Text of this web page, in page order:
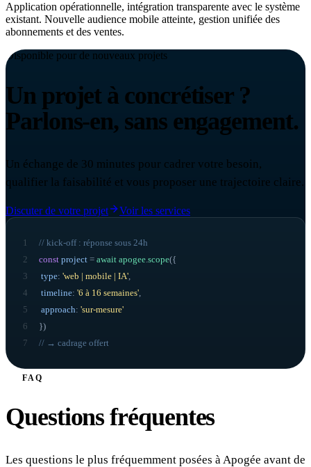
Application opérationnelle, intégration transparente avec le système
existant. Nouvelle audience mobile atteinte, gestion unifiée des
abonnements et des ventes.
Disponible pour de nouveaux projets
Un projet à concrétiser ?
Parlons-en, sans engagement.
Un échange de 30 minutes pour cadrer votre besoin,
qualifier la faisabilité et vous proposer une trajectoire claire.
Discuter de votre projet Voir les services
1
// kick-off : réponse sous 24h
2
const project = await apogee.scope({
3
type: 'web | mobile | IA',
4
timeline: '6 à 16 semaines',
5
approach: 'sur-mesure'
6
})
7
// → cadrage offert
FAQ
Questions fréquentes
Les questions le plus fréquemment posées à Apogée avant de